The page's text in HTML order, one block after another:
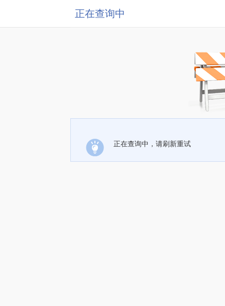
正在查询中
正在查询中，请刷新重试